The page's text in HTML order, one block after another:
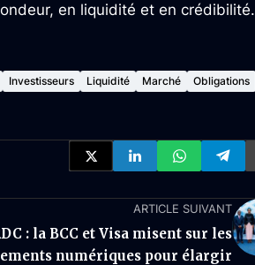
en liquidité et en crédibilité.
Investisseurs Liquidité Marché
Obligations
ARTICLE SUIVANT
: la BCC et Visa misent sur les
numériques pour élargir